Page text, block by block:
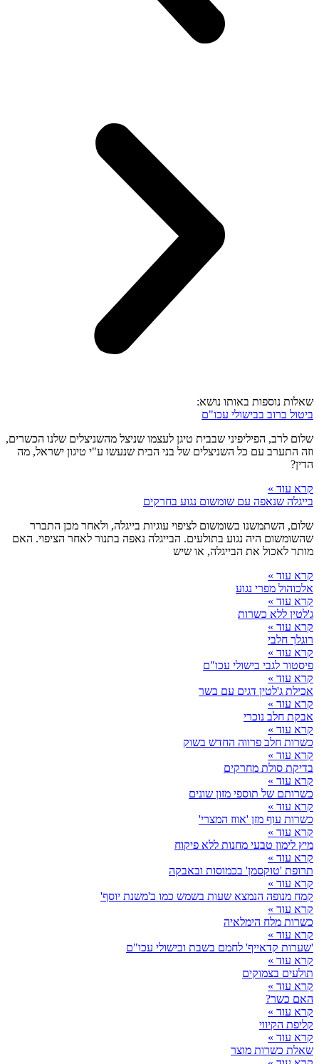
שאלות נוספות באותו נושא:
ביטול ברוב בבישולי עכו"ם
שלום לרב, הפיליפיני שבבית טיגן לעצמו שניצל מהשניצלים שלנו הכשרים,
וזה התערב עם כל השניצלים של בני הבית שנעשו ע"י טיגון ישראל, מה
הדין?
קרא עוד »
בייגלה שנאפה עם שומשום נגוע בחרקים
שלום, השתמשנו בשומשום לציפוי עוגיות בייגלה, ולאחר מכן התברר
שהשומשום היה נגוע בתולעים. הבייגלה נאפה בתנור לאחר הציפוי. האם
מותר לאכול את הבייגלה, או שיש
קרא עוד »
אלכוהול מפרי נגוע
קרא עוד »
ג'לטין ללא כשרות
קרא עוד »
רוגלך חלבי
קרא עוד »
פיסטור לגבי בישולי עכו"ם
קרא עוד »
אכילת ג'לטין דגים עם בשר
קרא עוד »
אבקת חלב נוכרי
קרא עוד »
כשרות חלב פרווה החדש בשוק
קרא עוד »
בדיקת סולת מחרקים
קרא עוד »
כשרותם של תוספי מזון שונים
קרא עוד »
כשרות עוף מזן 'אווז המצרי'
קרא עוד »
מיץ לימון טבעי מחנות ללא פיקוח
קרא עוד »
תרופת 'טוקסמן' בכמוסות ובאבקה
קרא עוד »
קמח מנופה הנמצא שעות בשמש כמו ב'משנת יוסף'
קרא עוד »
כשרות מלח הימלאיה
קרא עוד »
'שערות קדאייף' לחמם בשבת ובישולי עכו"ם
קרא עוד »
תולעים בצמוקים
קרא עוד »
האם כשר?
קרא עוד »
קליפת הקיווי
קרא עוד »
שאלת כשרות מוצר